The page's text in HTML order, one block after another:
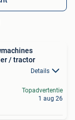
/ tractor
Details
Topadvertentie
1 aug 26